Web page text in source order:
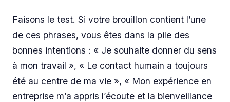
Faisons le test. Si votre brouillon contient l’une
de ces phrases, vous êtes dans la pile des
bonnes intentions : « Je souhaite donner du sens
à mon travail », « Le contact humain a toujours
été au centre de ma vie », « Mon expérience en
entreprise m’a appris l’écoute et la bienveillance